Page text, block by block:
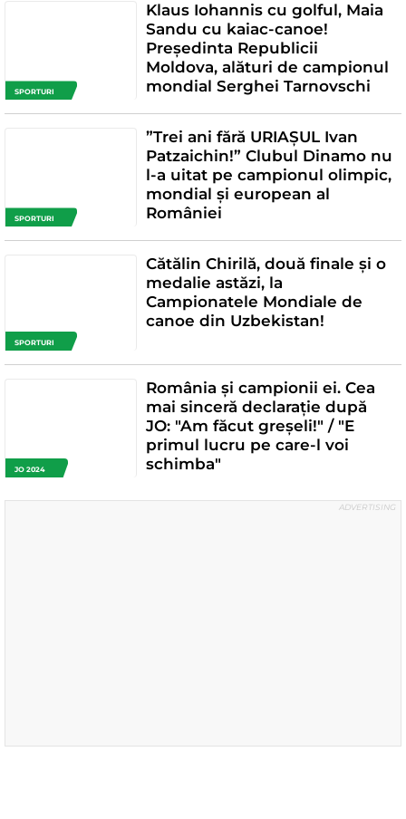
SPORTURI
Klaus Iohannis cu golful, Maia
Sandu cu kaiac-canoe!
Președinta Republicii
Moldova, alături de campionul
mondial Serghei Tarnovschi
SPORTURI
”Trei ani fără URIAȘUL Ivan
Patzaichin!” Clubul Dinamo nu
l-a uitat pe campionul olimpic,
mondial și european al
României
SPORTURI
Cătălin Chirilă, două finale și o
medalie astăzi, la
Campionatele Mondiale de
canoe din Uzbekistan!
JO 2024
România și campionii ei. Cea
mai sinceră declarație după
JO: "Am făcut greșeli!" / "E
primul lucru pe care-l voi
schimba"